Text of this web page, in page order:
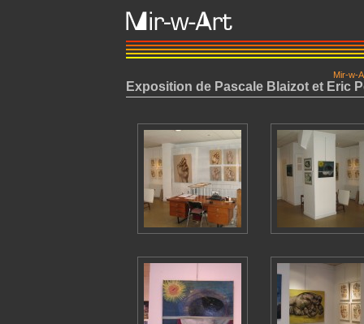
Mir-w-
Exposition de Pascale Blaizot et Eric